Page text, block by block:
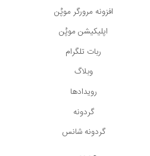
افزونه مرورگر موپُن
اپلیکیشن موپُن
ربات تلگرام
وبلاگ
رویدادها
گردونه
گردونه شانس